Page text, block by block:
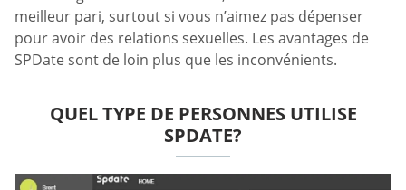
meilleur pari, surtout si vous n’aimez pas dépenser
pour avoir des relations sexuelles. Les avantages de
SPDate sont de loin plus que les inconvénients.
QUEL TYPE DE PERSONNES UTILISE
SPDATE?